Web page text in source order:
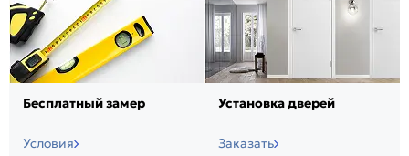
Бесплатный замер
Условия
Установка дверей
Заказать